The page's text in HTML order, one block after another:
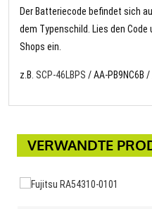
Der Batteriecode befindet sich
dem Typenschild. Lies den
Shops ein.
z.B. SCP-46LBPS / AA-PB9NC6B
VERWANDTE